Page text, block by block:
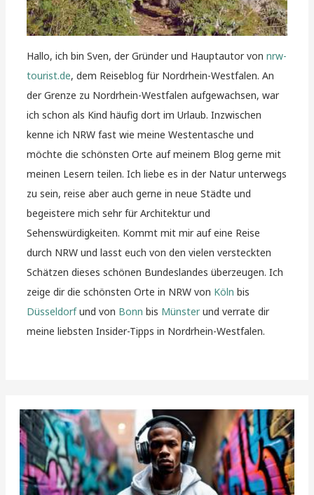
Hallo, ich bin Sven, der Gründer und Hauptautor vonnrw-
tourist.de, dem Reiseblog für Nordrhein-Westfalen. An
der Grenze zu Nordrhein-Westfalen aufgewachsen, war
ich schon als Kind häufig dort im Urlaub. Inzwischen
kenne ich NRW fast wie meine Westentasche und
möchte die schönsten Orte auf meinem Blog gerne mit
meinen Lesern teilen. Ich liebe es in der Natur unterwegs
zu sein, reise aber auch gerne in neue Städte und
begeistere mich sehr für Architektur und
Sehenswürdigkeiten. Kommt mit mir auf eine Reise
durch NRW und lasst euch von den vielen versteckten
Schätzen dieses schönen Bundeslandes überzeugen. Ich
zeige dir die schönsten Orte in NRW von Köln bis
Düsseldorfund von Bonn bis Münsterund verrate dir
meine liebsten Insider-Tipps in Nordrhein-Westfalen.